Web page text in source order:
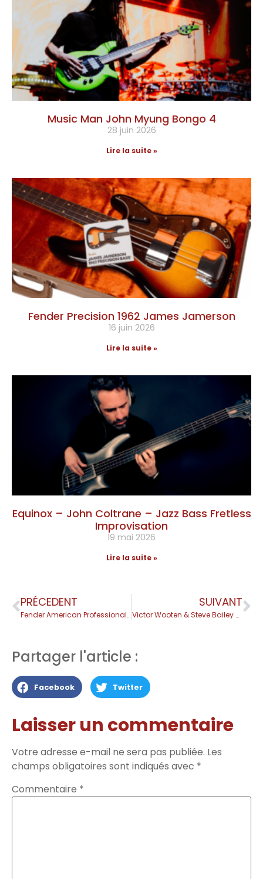
Music Man John Myung Bongo 4
28 juin 2026
Lire la suite »
Fender Precision 1962 James Jamerson
16 juin 2026
Lire la suite »
Equinox – John Coltrane – Jazz Bass Fretless
Improvisation
19 mai 2026
Lire la suite »
PRÉCEDENT
Fender American Professional II Precision Bass
SUIVANT
Victor Wooten & Steve Bailey – Bass Extremes
Partager l'article :
Facebook Twitter
Laisser un commentaire
Votre adresse e-mail ne sera pas publiée. Les
champs obligatoires sont indiqués avec *
Commentaire *